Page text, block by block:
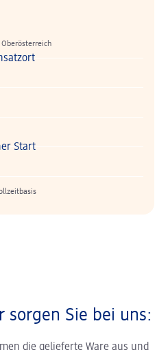
Start
sorgen Sie bei uns:
die gelieferte Ware aus und